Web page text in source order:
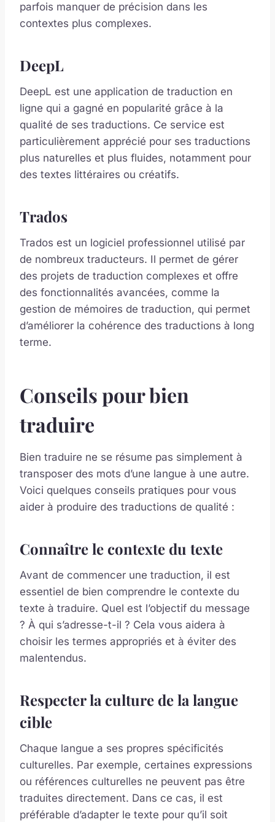
parfois manquer de précision dans les
contextes plus complexes.
DeepL
DeepL est une application de traduction en
ligne qui a gagné en popularité grâce à la
qualité de ses traductions. Ce service est
particulièrement apprécié pour ses traductions
plus naturelles et plus fluides, notamment pour
des textes littéraires ou créatifs.
Trados
Trados est un logiciel professionnel utilisé par
de nombreux traducteurs. Il permet de gérer
des projets de traduction complexes et offre
des fonctionnalités avancées, comme la
gestion de mémoires de traduction, qui permet
d’améliorer la cohérence des traductions à long
terme.
Conseils pour bien
traduire
Bien traduire ne se résume pas simplement à
transposer des mots d’une langue à une autre.
Voici quelques conseils pratiques pour vous
aider à produire des traductions de qualité :
Connaître le contexte du texte
Avant de commencer une traduction, il est
essentiel de bien comprendre le contexte du
texte à traduire. Quel est l’objectif du message
? À qui s’adresse-t-il ? Cela vous aidera à
choisir les termes appropriés et à éviter des
malentendus.
Respecter la culture de la langue
cible
Chaque langue a ses propres spécificités
culturelles. Par exemple, certaines expressions
ou références culturelles ne peuvent pas être
traduites directement. Dans ce cas, il est
préférable d’adapter le texte pour qu’il soit